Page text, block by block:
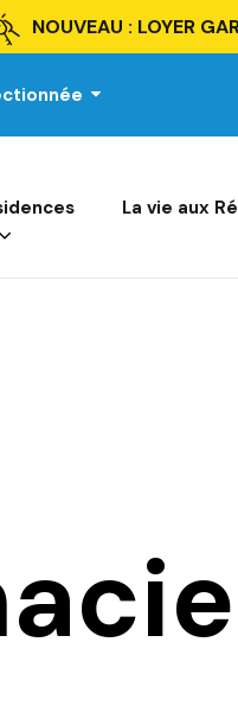
NOUVEAU : LOYER
La vie aux